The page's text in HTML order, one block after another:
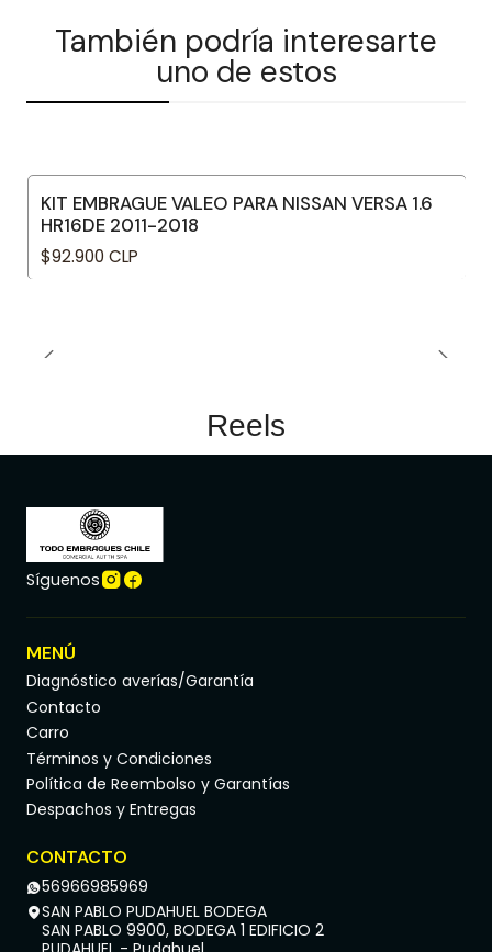
También podría interesarte
uno de estos
KIT EMBRAGUE VALEO PARA NISSAN VERSA 1.6
HR16DE 2011-2018
$92.900 CLP
Reels
Síguenos
MENÚ
Diagnóstico averías/Garantía
Contacto
Carro
Términos y Condiciones
Política de Reembolso y Garantías
Despachos y Entregas
CONTACTO
56966985969
SAN PABLO PUDAHUEL BODEGA
SAN PABLO 9900, BODEGA 1 EDIFICIO 2